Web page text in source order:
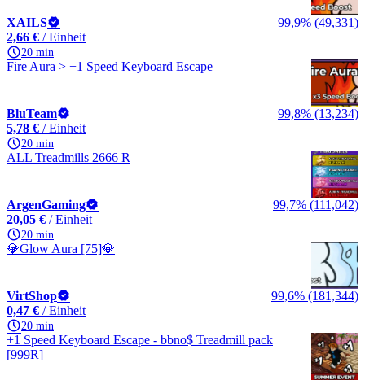
XAILS
99,9% (49,331)
2,66 € / Einheit
20 min
Fire Aura > +1 Speed Keyboard Escape
BluTeam
99,8% (13,234)
5,78 € / Einheit
20 min
ALL Treadmills 2666 R
ArgenGaming
99,7% (111,042)
20,05 € / Einheit
20 min
💎Glow Aura [75]💎
VirtShop
99,6% (181,344)
0,47 € / Einheit
20 min
+1 Speed Keyboard Escape - bbno$ Treadmill pack
[999R]